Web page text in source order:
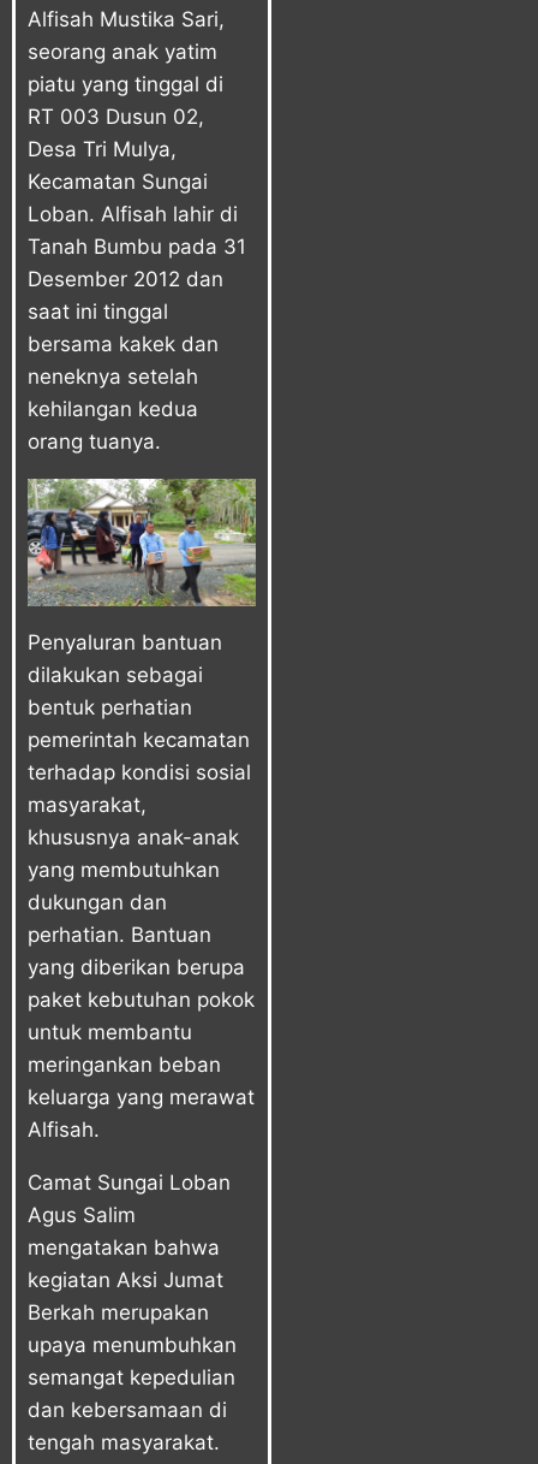
Alfisah Mustika Sari,
seorang anak yatim
piatu yang tinggal di
RT 003 Dusun 02,
Desa Tri Mulya,
Kecamatan Sungai
Loban. Alfisah lahir di
Tanah Bumbu pada 31
Desember 2012 dan
saat ini tinggal
bersama kakek dan
neneknya setelah
kehilangan kedua
orang tuanya.
Penyaluran bantuan
dilakukan sebagai
bentuk perhatian
pemerintah kecamatan
terhadap kondisi sosial
masyarakat,
khususnya anak-anak
yang membutuhkan
dukungan dan
perhatian. Bantuan
yang diberikan berupa
paket kebutuhan pokok
untuk membantu
meringankan beban
keluarga yang merawat
Alfisah.
Camat Sungai Loban
Agus Salim
mengatakan bahwa
kegiatan Aksi Jumat
Berkah merupakan
upaya menumbuhkan
semangat kepedulian
dan kebersamaan di
tengah masyarakat.